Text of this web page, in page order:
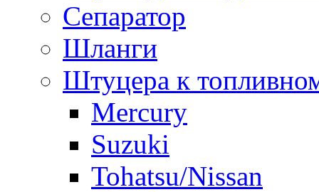
Сепаратор
Шланги
Штуцера к
Mercury
Suzuki
Tohatsu/Nissan